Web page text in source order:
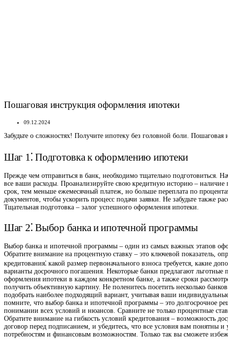
Пошаговая инструкция оформления ипотеки
09.12.2024
Забудьте о сложностях! Получите ипотеку без головной боли.
Шаг 1⁚ Подготовка к оформлению ипотеки
Прежде чем отправиться в банк, необходимо тщательно
все ваши расходы. Проанализируйте свою кредитную историю –
срок, тем меньше ежемесячный платеж, но больше переплата по
документов, чтобы ускорить процесс подачи заявки. Не забудьте также
Тщательная подготовка – залог успешного оформления ипотеки.
Шаг 2⁚ Выбор банка и ипотечной программы
Выбор банка и ипотечной программы – один из самых важных этапов
Обратите внимание на процентную ставку – это ключевой показатель,
кредитования⁚ какой размер первоначального взноса требуется, какие
варианты досрочного погашения. Некоторые банки предлагают
оформления ипотеки в каждом конкретном банке, а также сроки
получить объективную картину. Не поленитесь посетить несколько
подобрать наиболее подходящий вариант, учитывая ваши
помните, что выбор банка и ипотечной программы – это долгосрочное
понимании всех условий и нюансов. Сравните не только процентные
Обратите внимание на гибкость условий кредитования – возможность
договор перед подписанием, и убедитесь, что все условия вам понятны
потребностям и финансовым возможностям. Только так вы сможете